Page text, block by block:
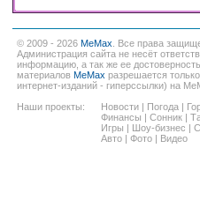
© 2009 - 2026 MeMax . Все права
Администрация сайта не несёт
информацию, а так же ее
материалов MeMax разрешается
интернет-изданий - гиперссылки) на
Наши проекты:
Новости | Погода |
Финансы | Сонник |
Игры | Шоу-бизнес |
Авто | Фото | Видео